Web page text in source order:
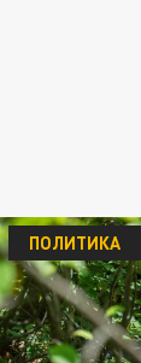
ПОЛИТИКА